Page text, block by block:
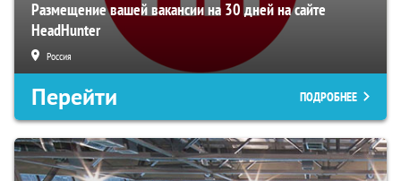
Размещение вашей вакансии на 30 дней на сайте
HeadHunter
Россия
Перейти ПОДРОБНЕЕ